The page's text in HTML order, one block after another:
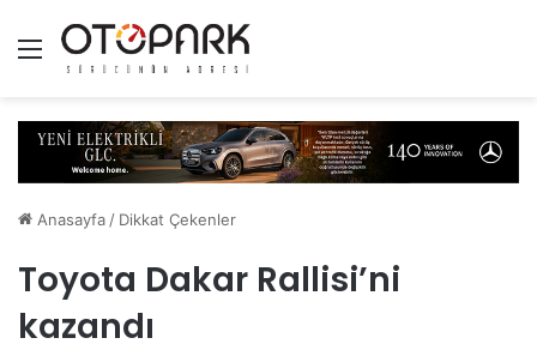
Menü
Anasayfa / Dikkat Çekenler
Toyota Dakar Rallisi’ni
kazandı